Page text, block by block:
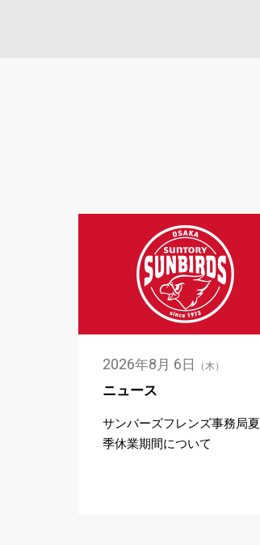
2026年8 月 6 日 （木）
ニュース
サンバーズフレンズ事務局夏
季休業期間について